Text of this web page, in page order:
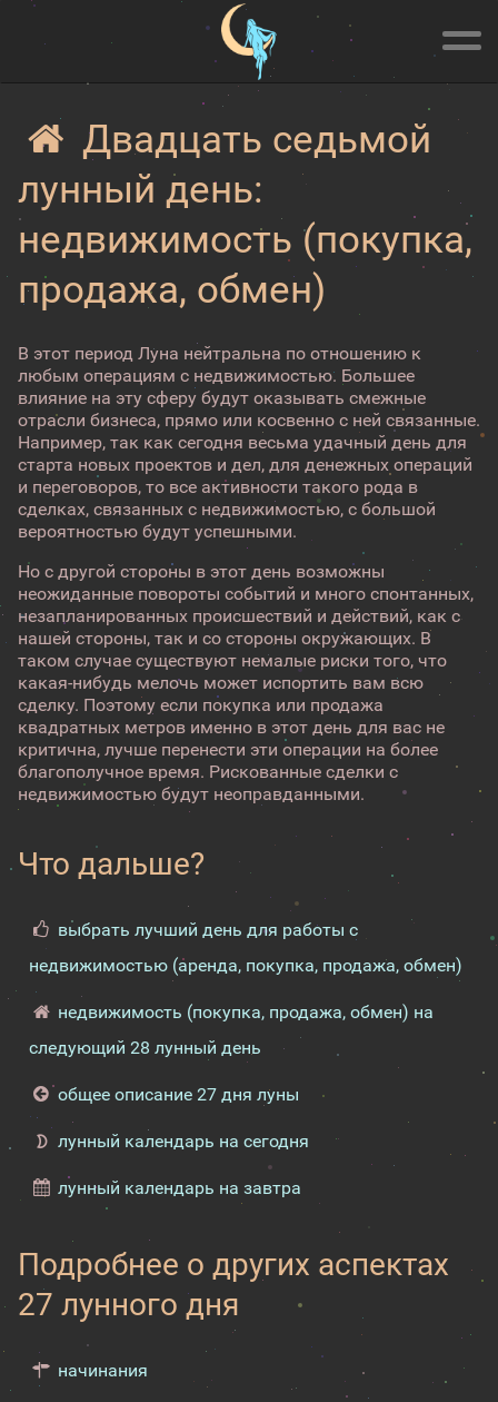
Двадцать седьмой
лунный день:
недвижимость (покупка,
продажа, обмен)
В этот период Луна нейтральна по отношению к
любым операциям с недвижимостью. Большее
влияние на эту сферу будут оказывать смежные
отрасли бизнеса, прямо или косвенно с ней связанные.
Например, так как сегодня весьма удачный день для
старта новых проектов и дел, для денежных операций
и переговоров, то все активности такого рода в
сделках, связанных с недвижимостью, с большой
вероятностью будут успешными.
Но с другой стороны в этот день возможны
неожиданные повороты событий и много спонтанных,
незапланированных происшествий и действий, как с
нашей стороны, так и со стороны окружающих. В
таком случае существуют немалые риски того, что
какая-нибудь мелочь может испортить вам всю
сделку. Поэтому если покупка или продажа
квадратных метров именно в этот день для вас не
критична, лучше перенести эти операции на более
благополучное время. Рискованные сделки с
недвижимостью будут неоправданными.
Что дальше?
выбрать лучший день для работы с
недвижимостью (аренда, покупка, продажа, обмен)
недвижимость (покупка, продажа, обмен) на
следующий 28 лунный день
общее описание 27 дня луны
лунный календарь на сегодня
лунный календарь на завтра
Подробнее о других аспектах
27 лунного дня
начинания